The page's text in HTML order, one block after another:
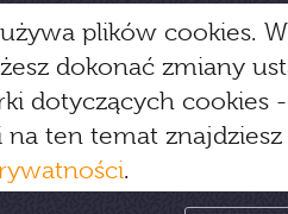
plików cookies.
dokonać zmiany
dotyczących cookies
ten temat
.